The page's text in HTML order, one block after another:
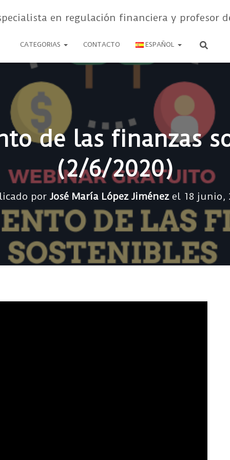
en regulación financiera y profesor
CATEGORIAS CONTACTO ESPAÑOL
de las finanzas
(2/6/2020)
por José María López Jiménezel 18 junio,